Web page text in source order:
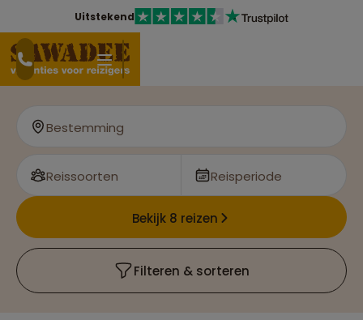
Uitstekend
Bestemming
Reissoorten Reisperiode
Bekijk 8 reizen
Filteren & sorteren